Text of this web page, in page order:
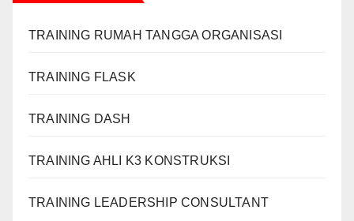
TRAINING RUMAH TANGGA ORGANISASI
TRAINING FLASK
TRAINING DASH
TRAINING AHLI K3 KONSTRUKSI
TRAINING LEADERSHIP CONSULTANT